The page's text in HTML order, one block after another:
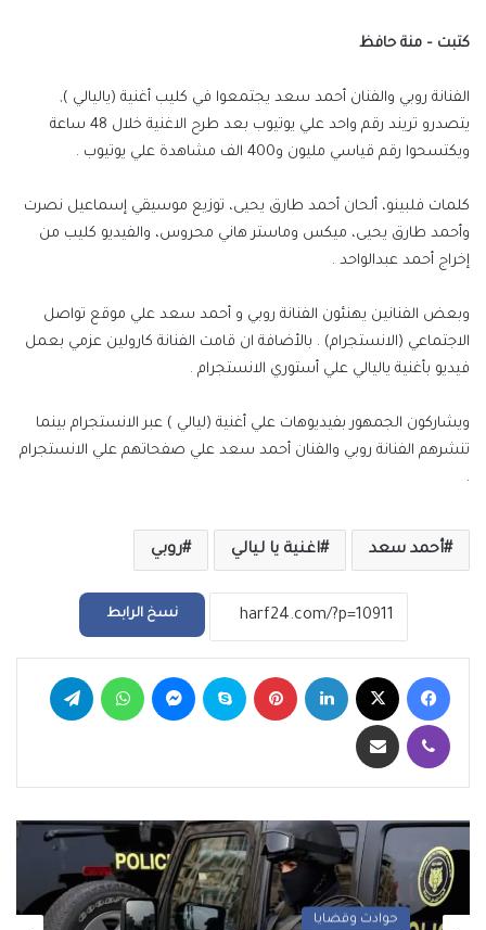
كتبت – منة حافظ
الفنانة روبي والفنان أحمد سعد يجتمعوا في كليب أغنية (ياليالي ),
يتصدرو تريند رقم واحد علي يوتيوب بعد طرح الاغنية خلال 48 ساعة
ويكتسحوا رقم قياسي مليون و400 الف مشاهدة علي يوتيوب .
كلمات فلبينو، ألحان أحمد طارق يحيى، توزيع موسيقي إسماعيل نصرت
وأحمد طارق يحيى، ميكس وماستر هاني محروس، والفيديو كليب من
إخراج أحمد عبدالواحد .
وبعض الفنانين يهنئون الفنانة روبي و أحمد سعد علي موقع تواصل
الاجتماعي (الانستجرام) . بالأضافة ان قامت الفنانة كارولين عزمي بعمل
فيديو بأغنية ياليالي علي أستوري الانستجرام .
ويشاركون الجمهور بفيديوهات علي أغنية (ليالي ) عبر الانستجرام بينما
تنشرهم الفنانة روبي والفنان أحمد سعد علي صفحاتهم علي الانستجرام
.
أحمد سعد اغنية يا ليالي روبي
نسخ الرابط
فيسبوك لينكدإن بينتيريست سكايب ماسنجر واتساب
ڤايبر مشاركة عبر البريد
حوادث وقضايا